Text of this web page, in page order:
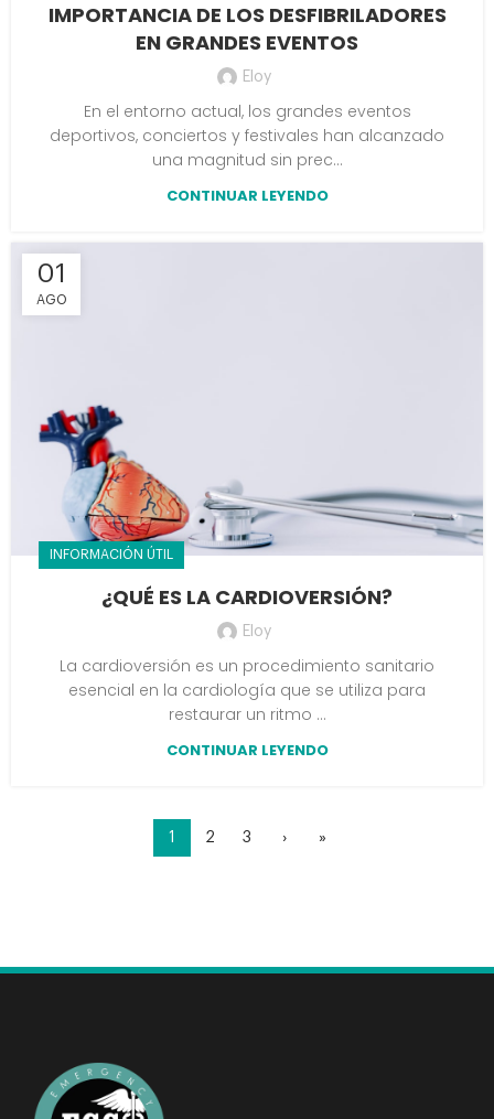
IMPORTANCIA DE LOS DESFIBRILADORES
EN GRANDES EVENTOS
Eloy
En el entorno actual, los grandes eventos
deportivos, conciertos y festivales han alcanzado
una magnitud sin prec...
CONTINUAR LEYENDO
01
AGO
INFORMACIÓN ÚTIL
¿QUÉ ES LA CARDIOVERSIÓN?
Eloy
La cardioversión es un procedimiento sanitario
esencial en la cardiología que se utiliza para
restaurar un ritmo ...
CONTINUAR LEYENDO
1 2 3 › »